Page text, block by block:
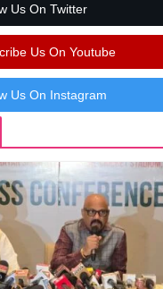
Us On Twitter
Us On Youtube
Us On Instagram